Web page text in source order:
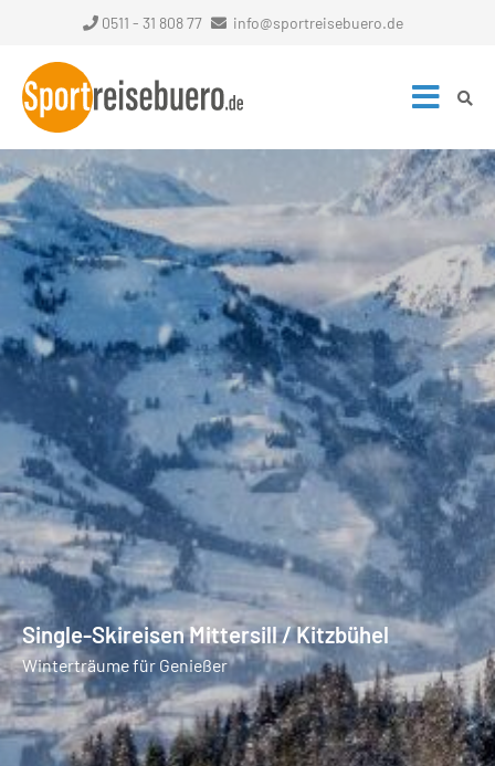
0511 - 31 808 77 info@sportreisebuero.de
Single-Skireisen Mittersill / Kitzbühel
Winterträume für Genießer